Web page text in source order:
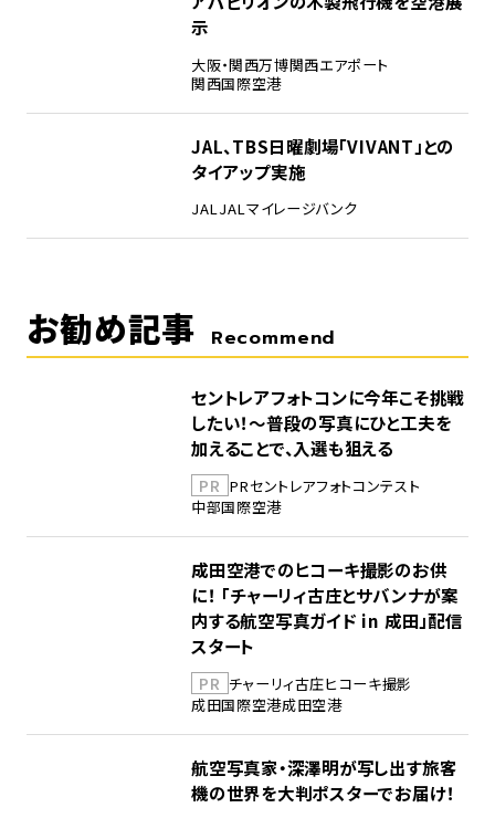
示
大阪・関西万博関西エアポート
関西国際空港
JAL、TBS日曜劇場「VIVANT」との
タイアップ実施
JALJALマイレージバンク
お勧め記事 Recommend
セントレアフォトコンに今年こそ挑戦
したい！～普段の写真にひと工夫を
加えることで、入選も狙える
PR PRセントレアフォトコンテスト
中部国際空港
成田空港でのヒコーキ撮影のお供
に！ 「チャーリィ古庄とサバンナが案
内する航空写真ガイド in 成田」配信
スタート
PR チャーリィ古庄ヒコーキ撮影
成田国際空港成田空港
航空写真家・深澤明が写し出す旅客
機の世界を大判ポスターでお届け！